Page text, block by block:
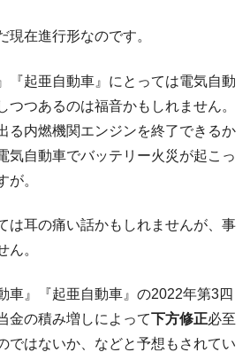
現在進行形なのです。
『起亜自動車』にとっては電気自動
つつあるのは福音かもしれません。
る内燃機関エンジンを終了できるか
気自動車でバッテリー火災が起こっ
が。
は耳の痛い話かもしれませんが、事
ん。
車』『起亜自動車』の2022年第3四
金の積み増しによって下方修正必至
ではないか、などと予想もされてい